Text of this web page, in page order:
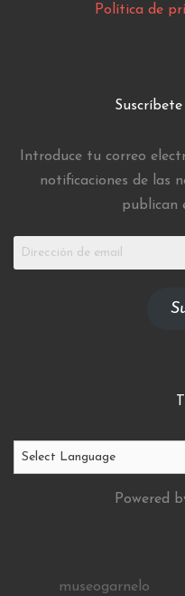
Política de
Introduce tu correo
notificaciones de las
publican
Dirección
Powered
museogarnelo